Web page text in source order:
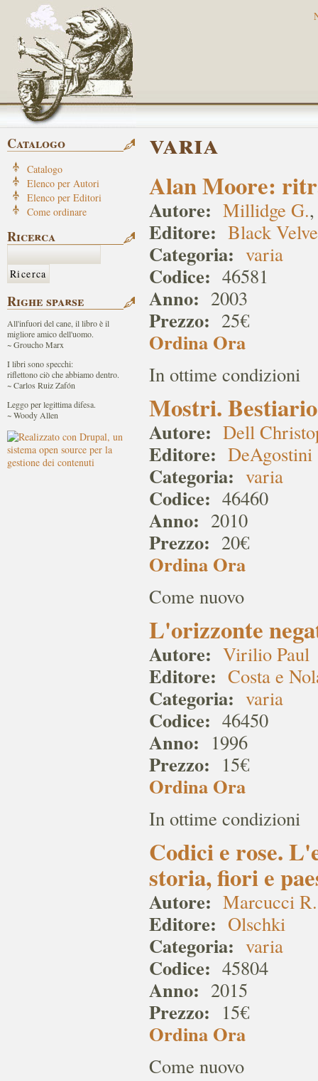
varia
Alan Moore:
Autore: Millidge G.
Editore: Black
Categoria: varia
Codice: 46581
Anno: 2003
Prezzo: 25€
Ordina Ora
In ottime condizioni
Mostri.
Autore: Dell
Editore: DeAgostini
Categoria: varia
Codice: 46460
Anno: 2010
Prezzo: 20€
Ordina Ora
Come nuovo
L'orizzonte
Autore: Virilio Paul
Editore: Costa e
Categoria: varia
Codice: 46450
Anno: 1996
Prezzo: 15€
Ordina Ora
In ottime condizioni
Codici e rose.
storia, fiori e
Autore: Marcucci R.
Editore: Olschki
Categoria: varia
Codice: 45804
Anno: 2015
Prezzo: 15€
Ordina Ora
Come nuovo
Catalogo
Catalogo
Elenco per Autori
Elenco per Editori
Come ordinare
Ricerca
Righe sparse
All'infuori del cane, il libro è il
migliore amico dell'uomo.
~ Groucho Marx
I libri sono specchi:
riflettono ciò che abbiamo dentro.
~ Carlos Ruiz Zafón
Leggo per legittima difesa.
~ Woody Allen